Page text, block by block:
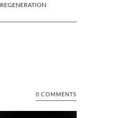
REGENERATION
0 COMMENTS